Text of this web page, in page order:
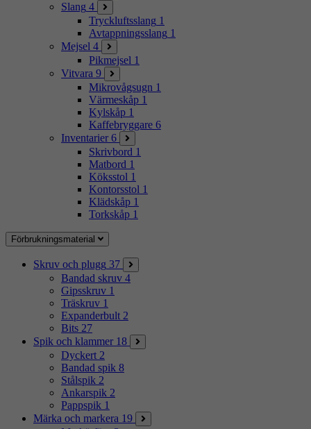
Slang 4
Tryckluftsslang 1
Avtappningsslang 1
Mejsel 4
Pikmejsel 1
Vitvara 9
Mikrovågsugn 1
Värmeskåp 1
Kylskåp 1
Kaffebryggare 6
Inventarier 6
Skrivbord 1
Matbord 1
Köksstol 1
Kontorsstol 1
Klädskåp 1
Torkskåp 1
Förbrukningsmaterial
Skruv och plugg 37
Bandad skruv 4
Gipsskruv 1
Träskruv 1
Expanderbult 2
Bits 27
Spik och klammer 18
Dyckert 2
Bandad spik 8
Stålspik 2
Ankarspik 2
Pappspik 1
Märka och markera 19